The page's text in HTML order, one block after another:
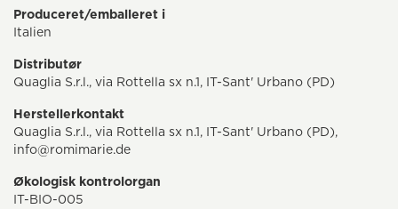
Produceret/emballeret i
Italien
Distributør
Quaglia S.r.l., via Rottella sx n.1, IT-Sant' Urbano (PD)
Herstellerkontakt
Quaglia S.r.l., via Rottella sx n.1, IT-Sant' Urbano (PD),
info@romimarie.de
Økologisk kontrolorgan
IT-BIO-005